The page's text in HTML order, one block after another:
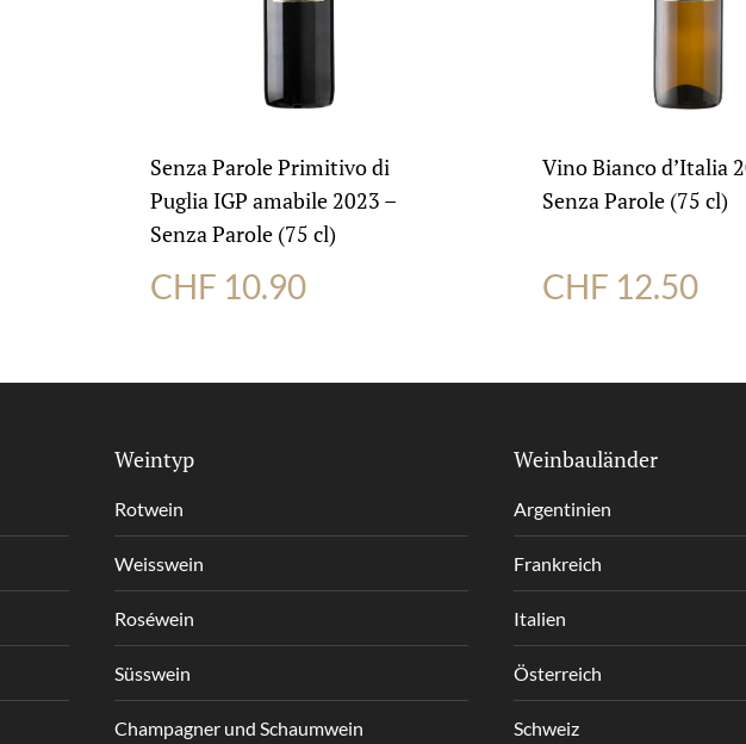
Senza Parole Primitivo di
Puglia IGP amabile 2023 –
Senza Parole (75 cl)
CHF 10.90
Vino Bianco d’Italia
Senza Parole (75 cl)
CHF 12.50
Weintyp
Rotwein
Weisswein
Roséwein
Süsswein
Champagner und Schaumwein
Weinbauländer
Argentinien
Frankreich
Italien
Österreich
Schweiz